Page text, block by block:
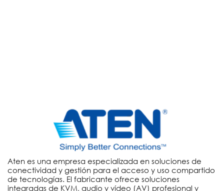
Aten es una empresa especializada en soluciones de
conectividad y gestión para el acceso y uso compartido
de tecnologías. El fabricante ofrece soluciones
integradas de KVM, audio y vídeo (AV) profesional y